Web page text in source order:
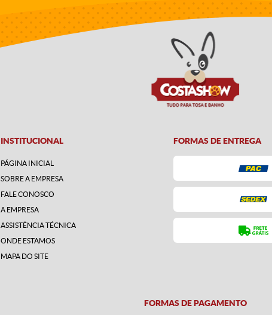
INSTITUCIONAL
PÁGINA INICIAL
SOBRE A EMPRESA
FALE CONOSCO
A EMPRESA
ASSISTÊNCIA TÉCNICA
ONDE ESTAMOS
MAPA DO SITE
FORMAS DE ENTREGA
FORMAS DE PAGAMENTO